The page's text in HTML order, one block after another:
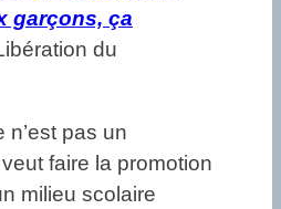
garçons, ça
du
n’est pas un
faire la promotion
milieu scolaire